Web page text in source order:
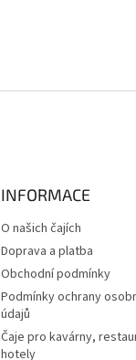
INFORMACE
O našich čajích
Doprava a platba
Obchodní podmínky
Podmínky ochrany
údajů
Čaje pro kavárny,
hotely